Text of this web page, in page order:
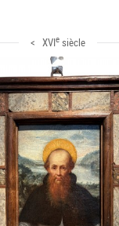
< XVIesiècle